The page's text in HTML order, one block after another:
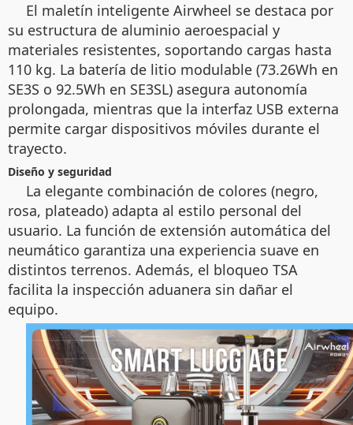
El maletín inteligente Airwheel se destaca por
su estructura de aluminio aeroespacial y
materiales resistentes, soportando cargas hasta
110 kg. La batería de litio modulable (73.26Wh en
SE3S o 92.5Wh en SE3SL) asegura autonomía
prolongada, mientras que la interfaz USB externa
permite cargar dispositivos móviles durante el
trayecto.
Diseño y seguridad
La elegante combinación de colores (negro,
rosa, plateado) adapta al estilo personal del
usuario. La función de extensión automática del
neumático garantiza una experiencia suave en
distintos terrenos. Además, el bloqueo TSA
facilita la inspección aduanera sin dañar el
equipo.